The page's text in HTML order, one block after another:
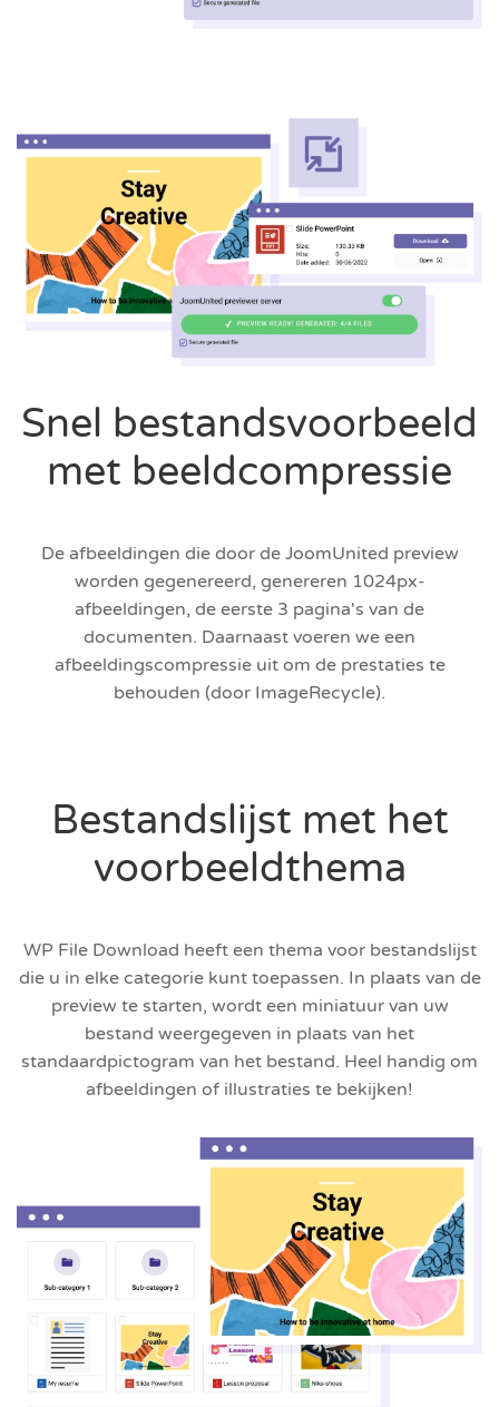
Snel bestandsvoorbeeld
met beeldcompressie
De afbeeldingen die door de JoomUnited preview
worden gegenereerd, genereren 1024px-
afbeeldingen, de eerste 3 pagina's van de
documenten. Daarnaast voeren we een
afbeeldingscompressie uit om de prestaties te
behouden (door ImageRecycle).
Bestandslijst met het
voorbeeldthema
WP File Download heeft een thema voor bestandslijst
die u in elke categorie kunt toepassen. In plaats van de
preview te starten, wordt een miniatuur van uw
bestand weergegeven in plaats van het
standaardpictogram van het bestand. Heel handig om
afbeeldingen of illustraties te bekijken!